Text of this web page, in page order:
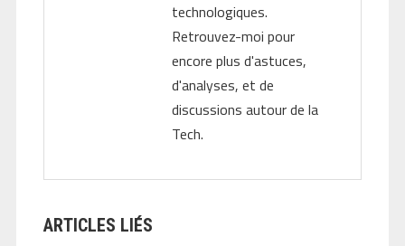
technologiques.
Retrouvez-moi pour
encore plus d'astuces,
d'analyses, et de
discussions autour de la
Tech.
ARTICLES LIÉS